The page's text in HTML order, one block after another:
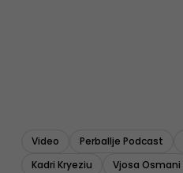
Video Perballje Podcast
Kadri Kryeziu
Vjosa Osmani